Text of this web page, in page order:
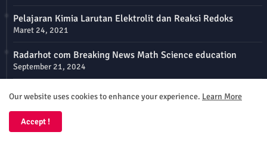
Pelajaran Kimia Larutan Elektrolit dan Reaksi Redoks
Maret 24, 2021
Radarhot com Breaking News Math Science education
September 21, 2024
Soal Garis Dan Sudut Kelas 7 by Bimbel Jakarta Timur
September 14, 2024
Our website uses cookies to enhance your experience. Learn More
Accept !